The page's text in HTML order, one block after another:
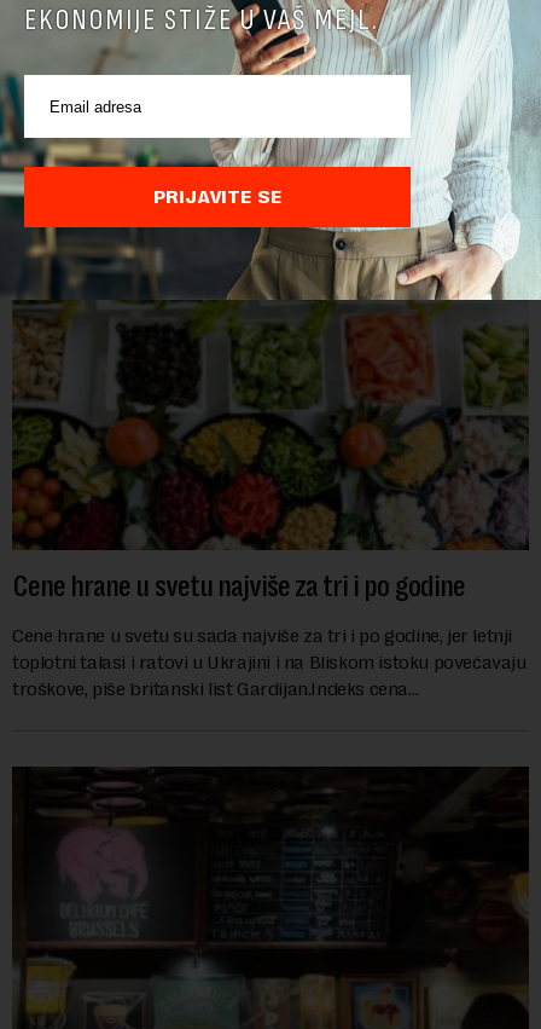
Nemačka dozvolila kamione nedeljom, zbog niskog
vodostaja brodovi ne voze teret
U Nemačkoj je, da bi se nadoknadio zbog niskog vodostaja
smanjen prevoz robe rekama, u četiri pokrajine privremeno
ukinuta zabrana kretanja kamiona nedeljom.Najvažnija
nemačka reka Rajna ima najniži vodo...
Cene hrane u svetu najviše za tri i po godine
Cene hrane u svetu su sada najviše za tri i po godine, jer letnji
toplotni talasi i ratovi u Ukrajini i na Bliskom istoku povećavaju
troškove, piše britanski list Gardijan.Indeks cena
EKONOMIJE STIŽE U VAŠ MEJL.
PRIJAVITE SE